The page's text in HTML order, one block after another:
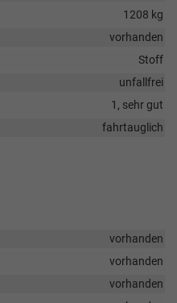
1208 kg
vorhanden
Stoff
unfallfrei
1, sehr gut
fahrtauglich
vorhanden
vorhanden
vorhanden